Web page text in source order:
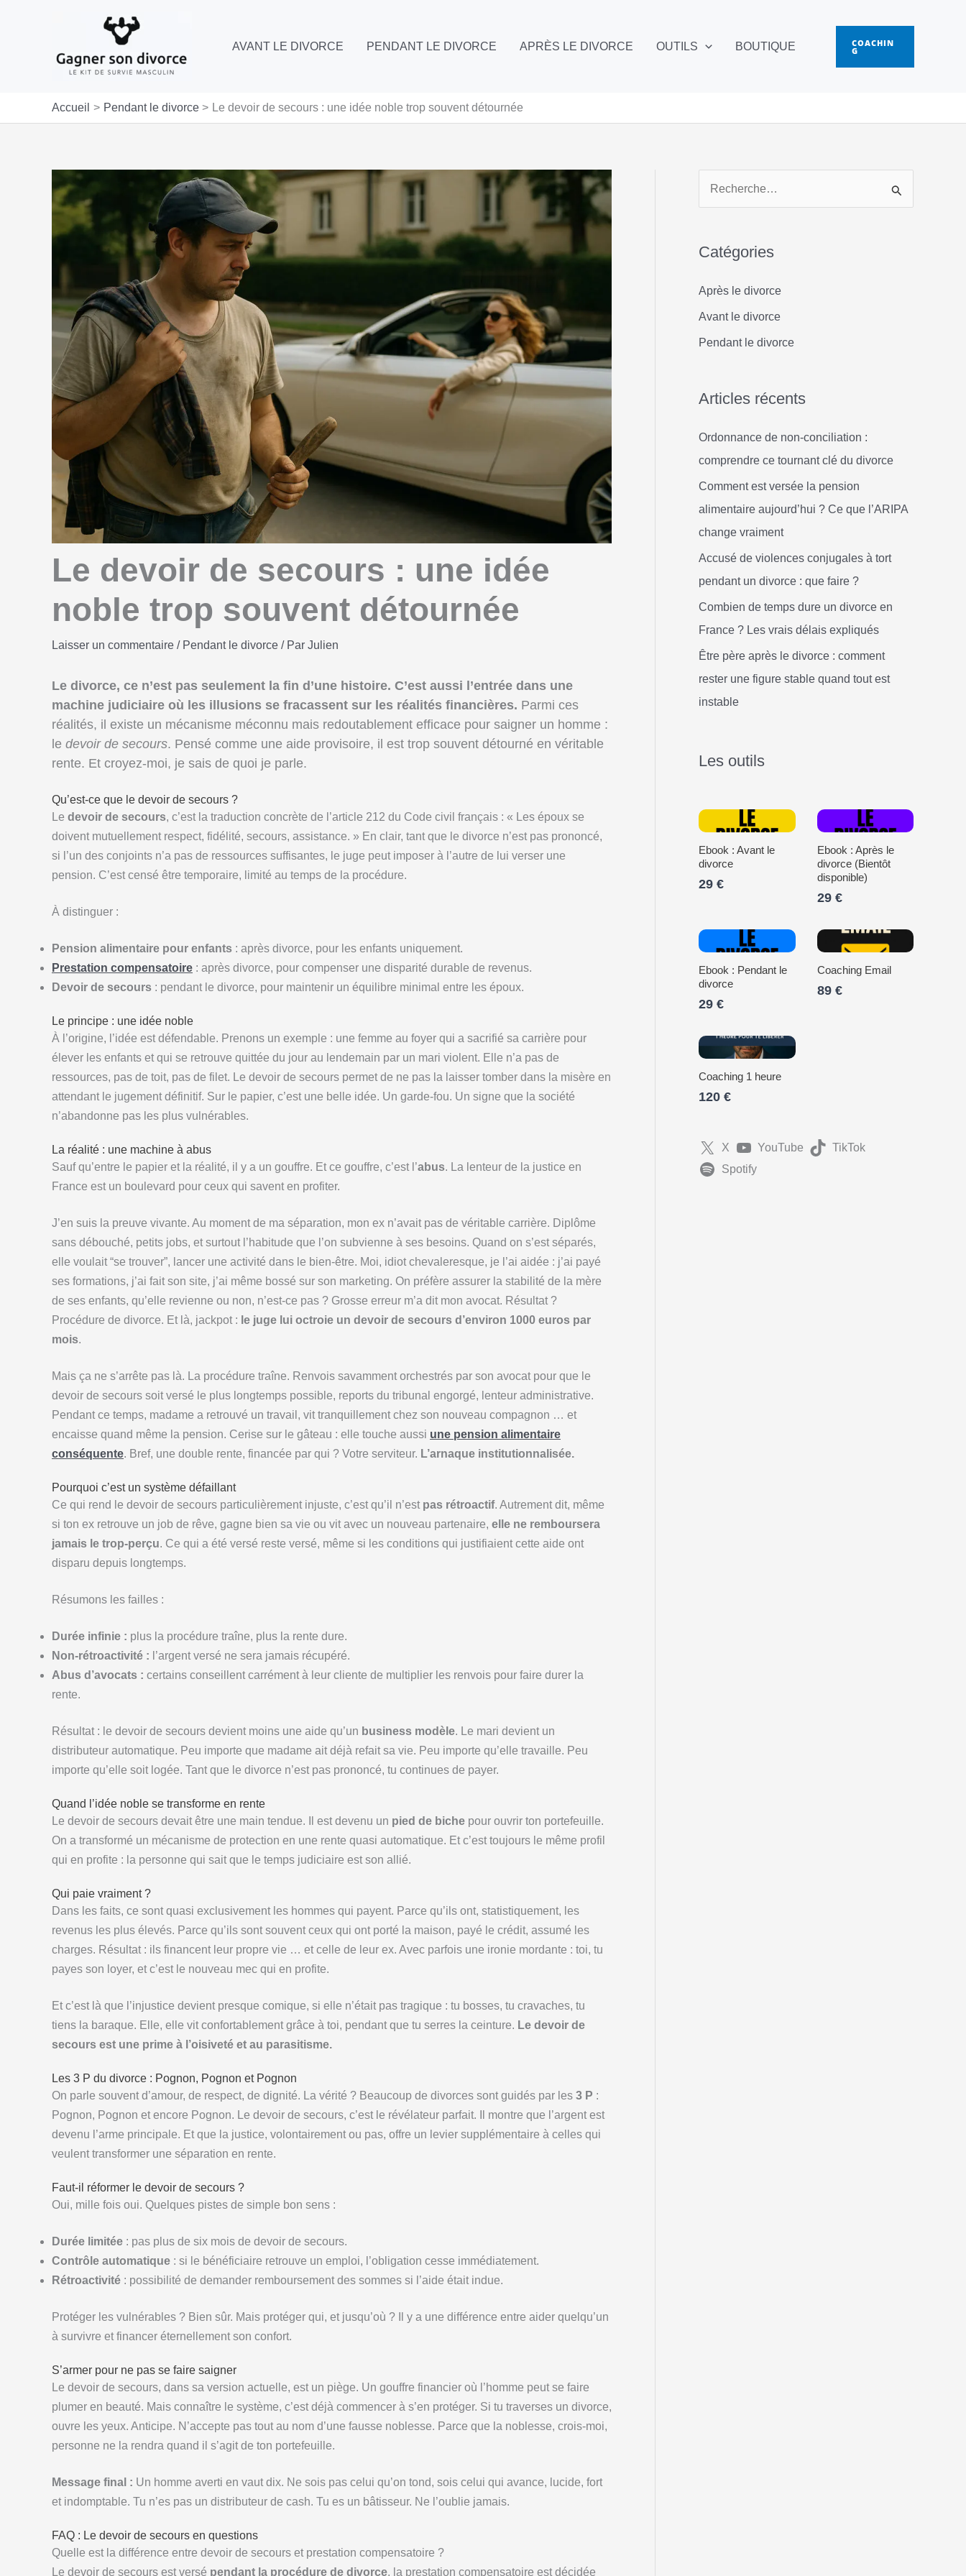
AVANT LE DIVORCE PENDANT LE DIVORCE APRÈS LE DIVORCE OUTILS BOUTIQUE COACHIN
G
Accueil Pendant le divorce Le devoir de secours : une idée noble trop souvent détournée
Le devoir de secours : une idée
noble trop souvent détournée
Laisser un commentaire / Pendant le divorce / Par Julien
Le divorce, ce n’est pas seulement la fin d’une histoire. C’est aussi l’entrée dans une
machine judiciaire où les illusions se fracassent sur les réalités financières. Parmi ces
réalités, il existe un mécanisme méconnu mais redoutablement efficace pour saigner un homme :
le devoir de secours. Pensé comme une aide provisoire, il est trop souvent détourné en véritable
rente. Et croyez-moi, je sais de quoi je parle.
Qu’est-ce que le devoir de secours ?
Le devoir de secours, c’est la traduction concrète de l’article 212 du Code civil français : « Les époux se
doivent mutuellement respect, fidélité, secours, assistance. » En clair, tant que le divorce n’est pas prononcé,
si l’un des conjoints n’a pas de ressources suffisantes, le juge peut imposer à l’autre de lui verser une
pension. C’est censé être temporaire, limité au temps de la procédure.
À distinguer :
Pension alimentaire pour enfants : après divorce, pour les enfants uniquement.
Prestation compensatoire : après divorce, pour compenser une disparité durable de revenus.
Devoir de secours : pendant le divorce, pour maintenir un équilibre minimal entre les époux.
Le principe : une idée noble
À l’origine, l’idée est défendable. Prenons un exemple : une femme au foyer qui a sacrifié sa carrière pour
élever les enfants et qui se retrouve quittée du jour au lendemain par un mari violent. Elle n’a pas de
ressources, pas de toit, pas de filet. Le devoir de secours permet de ne pas la laisser tomber dans la misère en
attendant le jugement définitif. Sur le papier, c’est une belle idée. Un garde-fou. Un signe que la société
n’abandonne pas les plus vulnérables.
La réalité : une machine à abus
Sauf qu’entre le papier et la réalité, il y a un gouffre. Et ce gouffre, c’est l’abus. La lenteur de la justice en
France est un boulevard pour ceux qui savent en profiter.
J’en suis la preuve vivante. Au moment de ma séparation, mon ex n’avait pas de véritable carrière. Diplôme
sans débouché, petits jobs, et surtout l’habitude que l’on subvienne à ses besoins. Quand on s’est séparés,
elle voulait “se trouver”, lancer une activité dans le bien-être. Moi, idiot chevaleresque, je l’ai aidée : j’ai payé
ses formations, j’ai fait son site, j’ai même bossé sur son marketing. On préfère assurer la stabilité de la mère
de ses enfants, qu’elle revienne ou non, n’est-ce pas ? Grosse erreur m’a dit mon avocat. Résultat ?
Procédure de divorce. Et là, jackpot : le juge lui octroie un devoir de secours d’environ 1000 euros par
mois.
Mais ça ne s’arrête pas là. La procédure traîne. Renvois savamment orchestrés par son avocat pour que le
devoir de secours soit versé le plus longtemps possible, reports du tribunal engorgé, lenteur administrative.
Pendant ce temps, madame a retrouvé un travail, vit tranquillement chez son nouveau compagnon … et
encaisse quand même la pension. Cerise sur le gâteau : elle touche aussi une pension alimentaire
conséquente. Bref, une double rente, financée par qui ? Votre serviteur. L’arnaque institutionnalisée.
Pourquoi c’est un système défaillant
Ce qui rend le devoir de secours particulièrement injuste, c’est qu’il n’est pas rétroactif. Autrement dit, même
si ton ex retrouve un job de rêve, gagne bien sa vie ou vit avec un nouveau partenaire, elle ne remboursera
jamais le trop-perçu. Ce qui a été versé reste versé, même si les conditions qui justifiaient cette aide ont
disparu depuis longtemps.
Résumons les failles :
Durée infinie : plus la procédure traîne, plus la rente dure.
Non-rétroactivité : l’argent versé ne sera jamais récupéré.
Abus d’avocats : certains conseillent carrément à leur cliente de multiplier les renvois pour faire durer la
rente.
Résultat : le devoir de secours devient moins une aide qu’un business modèle. Le mari devient un
distributeur automatique. Peu importe que madame ait déjà refait sa vie. Peu importe qu’elle travaille. Peu
importe qu’elle soit logée. Tant que le divorce n’est pas prononcé, tu continues de payer.
Quand l’idée noble se transforme en rente
Le devoir de secours devait être une main tendue. Il est devenu un pied de biche pour ouvrir ton portefeuille.
On a transformé un mécanisme de protection en une rente quasi automatique. Et c’est toujours le même profil
qui en profite : la personne qui sait que le temps judiciaire est son allié.
Qui paie vraiment ?
Dans les faits, ce sont quasi exclusivement les hommes qui payent. Parce qu’ils ont, statistiquement, les
revenus les plus élevés. Parce qu’ils sont souvent ceux qui ont porté la maison, payé le crédit, assumé les
charges. Résultat : ils financent leur propre vie … et celle de leur ex. Avec parfois une ironie mordante : toi, tu
payes son loyer, et c’est le nouveau mec qui en profite.
Et c’est là que l’injustice devient presque comique, si elle n’était pas tragique : tu bosses, tu cravaches, tu
tiens la baraque. Elle, elle vit confortablement grâce à toi, pendant que tu serres la ceinture. Le devoir de
secours est une prime à l’oisiveté et au parasitisme.
Les 3 P du divorce : Pognon, Pognon et Pognon
On parle souvent d’amour, de respect, de dignité. La vérité ? Beaucoup de divorces sont guidés par les 3 P :
Pognon, Pognon et encore Pognon. Le devoir de secours, c’est le révélateur parfait. Il montre que l’argent est
devenu l’arme principale. Et que la justice, volontairement ou pas, offre un levier supplémentaire à celles qui
veulent transformer une séparation en rente.
Faut-il réformer le devoir de secours ?
Oui, mille fois oui. Quelques pistes de simple bon sens :
Durée limitée : pas plus de six mois de devoir de secours.
Contrôle automatique : si le bénéficiaire retrouve un emploi, l’obligation cesse immédiatement.
Rétroactivité : possibilité de demander remboursement des sommes si l’aide était indue.
Protéger les vulnérables ? Bien sûr. Mais protéger qui, et jusqu’où ? Il y a une différence entre aider quelqu’un
à survivre et financer éternellement son confort.
S’armer pour ne pas se faire saigner
Le devoir de secours, dans sa version actuelle, est un piège. Un gouffre financier où l’homme peut se faire
plumer en beauté. Mais connaître le système, c’est déjà commencer à s’en protéger. Si tu traverses un divorce,
ouvre les yeux. Anticipe. N’accepte pas tout au nom d’une fausse noblesse. Parce que la noblesse, crois-moi,
personne ne la rendra quand il s’agit de ton portefeuille.
Message final : Un homme averti en vaut dix. Ne sois pas celui qu’on tond, sois celui qui avance, lucide, fort
et indomptable. Tu n’es pas un distributeur de cash. Tu es un bâtisseur. Ne l’oublie jamais.
FAQ : Le devoir de secours en questions
Quelle est la différence entre devoir de secours et prestation compensatoire ?
Le devoir de secours est versé pendant la procédure de divorce, la prestation compensatoire est décidée
h
r
c
h
:
Catégories
Après le divorce
Avant le divorce
Pendant le divorce
Articles récents
Ordonnance de non-conciliation :
comprendre ce tournant clé du divorce
Comment est versée la pension
alimentaire aujourd’hui ? Ce que l’ARIPA
change vraiment
Accusé de violences conjugales à tort
pendant un divorce : que faire ?
Combien de temps dure un divorce en
France ? Les vrais délais expliqués
Être père après le divorce : comment
rester une figure stable quand tout est
instable
Les outils
Ebook : Avant le
divorce
29 €
Ebook : Après le
divorce (Bientôt
disponible)
29 €
Ebook : Pendant le
divorce
29 €
Coaching Email
89 €
Coaching 1 heure
120 €
X YouTube
TikTok
Spotify